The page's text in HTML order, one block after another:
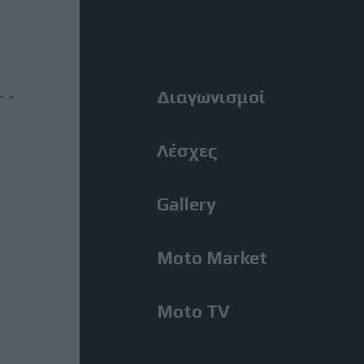
31 Ιούλιος, 2026
ακούμε, μόλις εμφανίστηκε για
Romaniacs, 2η Μέρα: Νίκη
Κουζή και αποτελέσματα ανά
άλλοι Έλληνες [Photos]
Διαγωνισμοί
Λέσχες
Gallery
Moto Market
Moto TV